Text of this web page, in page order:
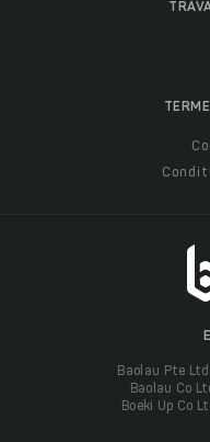
Baolau Pte
Baolau Co
Boeki Up Co